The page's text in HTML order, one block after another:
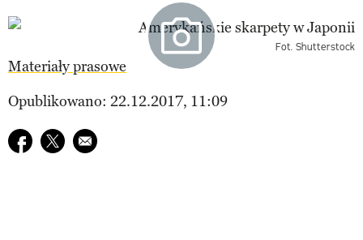
Fot. Shutterstock
Materiały prasowe
Opublikowano: 22.12.2017, 11:09
Udostępnij na facebook
Udostępnij na twitter
E-mail do przyjaciela